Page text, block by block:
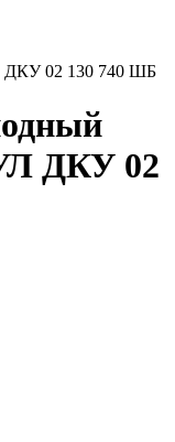
ДКУ 02 130 740 ШБ
ДКУ 02